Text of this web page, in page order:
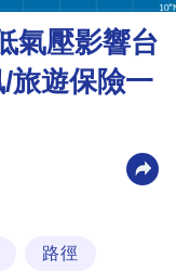
氣壓影響台
旅遊保險一
路徑